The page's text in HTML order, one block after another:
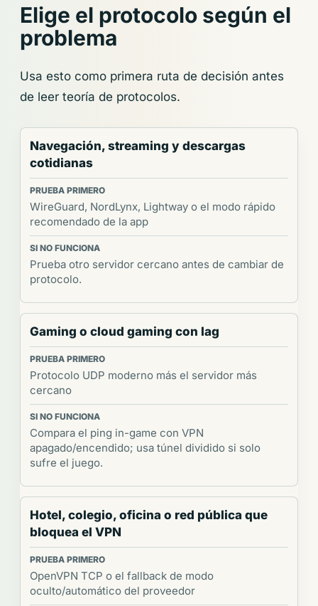
Elige el protocolo según el
problema
Usa esto como primera ruta de decisión antes
de leer teoría de protocolos.
Navegación, streaming y descargas
cotidianas
WireGuard, NordLynx, Lightway o el modo rápido
recomendado de la app
Prueba otro servidor cercano antes de cambiar de
protocolo.
Gaming o cloud gaming con lag
Protocolo UDP moderno más el servidor más
cercano
Compara el ping in-game con VPN
apagado/encendido; usa túnel dividido si solo
sufre el juego.
Hotel, colegio, oficina o red pública que
bloquea el VPN
OpenVPN TCP o el fallback de modo
oculto/automático del proveedor